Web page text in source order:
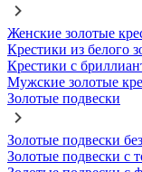
Женские золотые
Крестики из белого
Крестики с
Мужские золотые
Золотые подвески
Золотые подвески
Золотые подвески с